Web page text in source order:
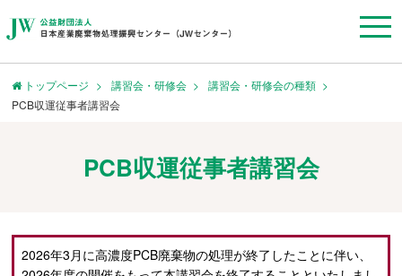
トップページ 講習会・研修会
講習会・研修会の種類
PCB収運従事者講習会
PCB収運従事者講習会
2026年3月に高濃度PCB廃棄物の処理が終了したことに伴い、